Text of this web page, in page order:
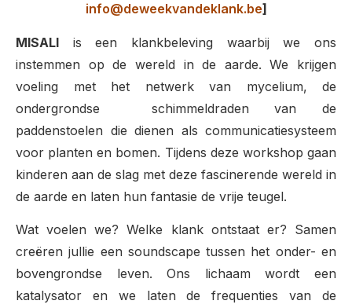
info@deweekvandeklank.be]
MISALI is een klankbeleving waarbij we ons
instemmen op de wereld in de aarde. We krijgen
voeling met het netwerk van mycelium, de
ondergrondse schimmeldraden van de
paddenstoelen die dienen als communicatiesysteem
voor planten en bomen. Tijdens deze workshop gaan
kinderen aan de slag met deze fascinerende wereld in
de aarde en laten hun fantasie de vrije teugel.
Wat voelen we? Welke klank ontstaat er? Samen
creëren jullie een soundscape tussen het onder- en
bovengrondse leven. Ons lichaam wordt een
katalysator en we laten de frequenties van de